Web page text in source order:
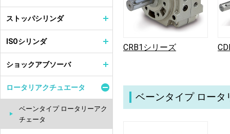
CRB1シリーズ
ベーンタイプ ロー
ストッパシリンダ
ISOシリンダ
ショックアブソーバ
ロータリアクチュエータ
ベーンタイプ ロータリーアク
チェータ